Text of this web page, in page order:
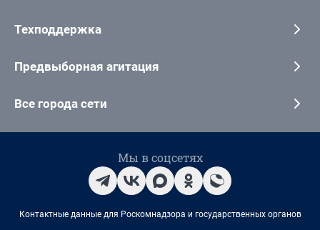
Техподдержка
Предвыборная агитация
Все города сети
Мы в соцсетях
Контактные данные для Роскомнадзора и государственных органов